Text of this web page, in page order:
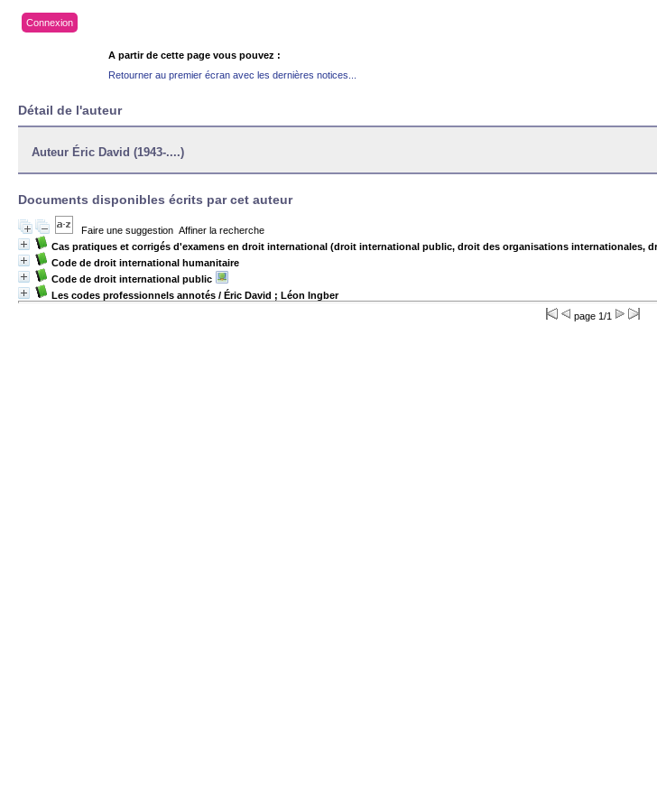
Connexion
A partir de cette page vous pouvez :
Retourner au premier écran avec les dernières notices...
Détail de l'auteur
Auteur Éric David (1943-....)
Documents disponibles écrits par cet auteur
Faire une suggestion Affiner la recherche
Cas pratiques et corrigés d'examens en droit international (droit international public, droit des organisations internationales,
Code de droit international humanitaire
Code de droit international public
Les codes professionnels annotés / Éric David ; Léon Ingber
page 1/1